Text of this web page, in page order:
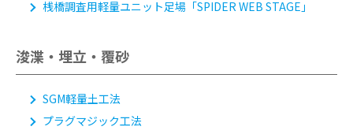
桟橋調査用軽量ユニット足場「SPIDER WEB STAGE」
浚渫・埋立・覆砂
SGM軽量土工法
プラグマジック工法